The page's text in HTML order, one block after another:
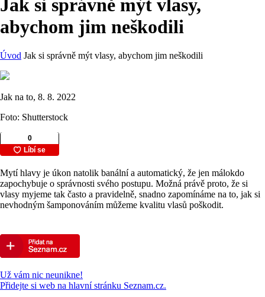
Jak si správně mýt vlasy,
abychom jim neškodili
Úvod Jak si správně mýt vlasy, abychom jim neškodili
Jak na to, 8. 8. 2022
Foto: Shutterstock
Mytí hlavy je úkon natolik banální a automatický, že jen málokdo
zapochybuje o správnosti svého postupu. Možná právě proto, že si
vlasy myjeme tak často a pravidelně, snadno zapomínáme na to, jak si
nevhodným šamponováním můžeme kvalitu vlasů poškodit.
Už vám nic neunikne!
Přidejte si web na hlavní stránku Seznam.cz.